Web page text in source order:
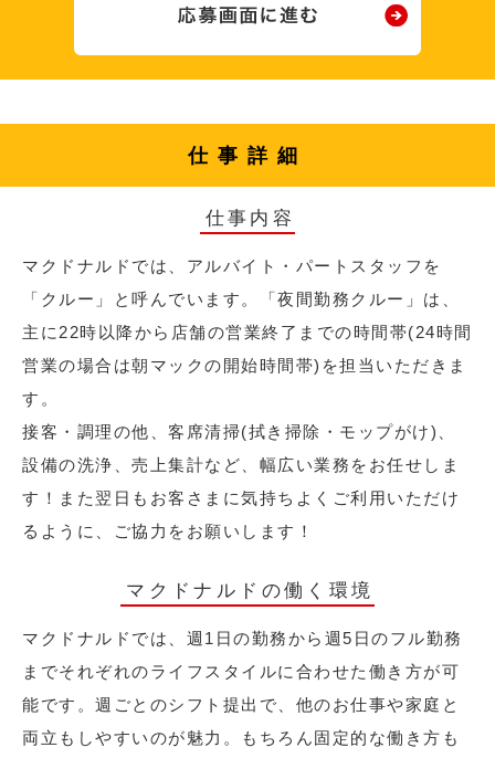
仕事詳細
仕事内容
マクドナルドでは、アルバイト・パートスタッフを
「クルー」と呼んでいます。「夜間勤務クルー」は、
主に22時以降から店舗の営業終了までの時間帯(24時間
営業の場合は朝マックの開始時間帯)を担当いただきま
す。
接客・調理の他、客席清掃(拭き掃除・モップがけ)、
設備の洗浄、売上集計など、幅広い業務をお任せしま
す！また翌日もお客さまに気持ちよくご利用いただけ
るように、ご協力をお願いします！
マクドナルドの働く環境
マクドナルドでは、週1日の勤務から週5日のフル勤務
までそれぞれのライフスタイルに合わせた働き方が可
能です。週ごとのシフト提出で、他のお仕事や家庭と
両立もしやすいのが魅力。もちろん固定的な働き方も